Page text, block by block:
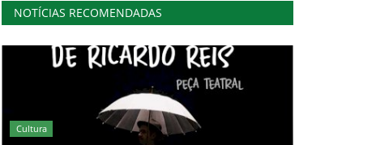
NOTÍCIAS RECOMENDADAS
Cultura